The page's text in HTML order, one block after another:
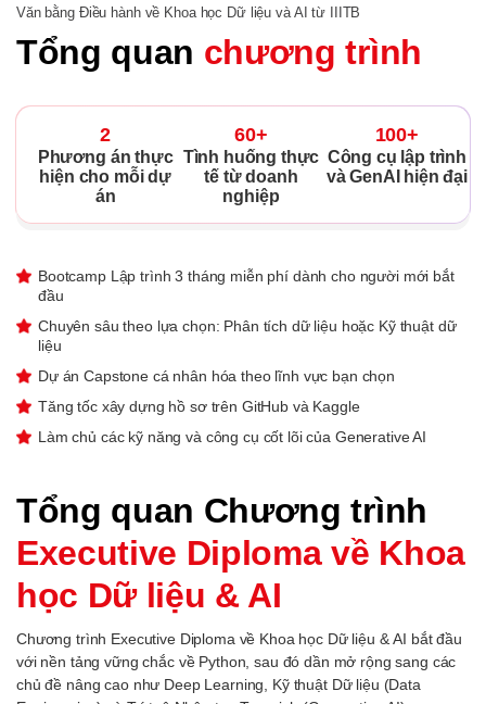
Văn bằng Điều hành về Khoa học Dữ liệu và AI từ IIITB
Tổng quan chương trình
2
Phương án thực
hiện cho mỗi dự
án
60+
Tình huống thực
tế từ doanh
nghiệp
100+
Công cụ lập trình
và GenAI hiện đại
Bootcamp Lập trình 3 tháng miễn phí dành cho người mới bắt
đầu
Chuyên sâu theo lựa chọn: Phân tích dữ liệu hoặc Kỹ thuật dữ
liệu
Dự án Capstone cá nhân hóa theo lĩnh vực bạn chọn
Tăng tốc xây dựng hồ sơ trên GitHub và Kaggle
Làm chủ các kỹ năng và công cụ cốt lõi của Generative AI
Tổng quan Chương trình
Executive Diploma về Khoa
học Dữ liệu & AI
Chương trình Executive Diploma về Khoa học Dữ liệu & AI bắt đầu
với nền tảng vững chắc về Python, sau đó dần mở rộng sang các
chủ đề nâng cao như Deep Learning, Kỹ thuật Dữ liệu (Data